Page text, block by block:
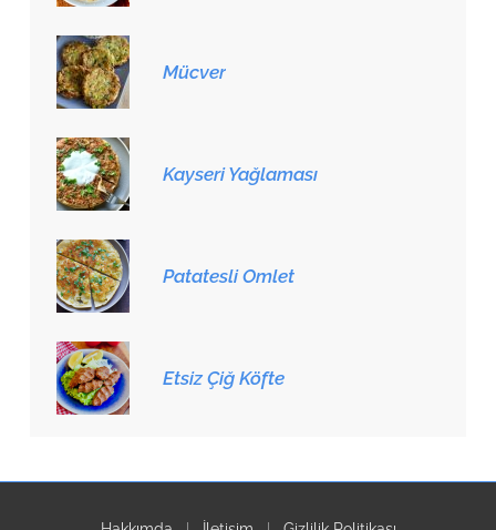
Mücver
Kayseri Yağlaması
Patatesli Omlet
Etsiz Çiğ Köfte